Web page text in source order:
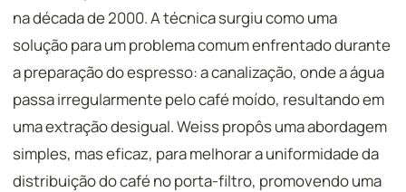
na década de 2000. A técnica surgiu como uma
solução para um problema comum enfrentado durante
a preparação do espresso: a canalização, onde a água
passa irregularmente pelo café moído, resultando em
uma extração desigual. Weiss propôs uma abordagem
simples, mas eficaz, para melhorar a uniformidade da
distribuição do café no porta-filtro, promovendo uma